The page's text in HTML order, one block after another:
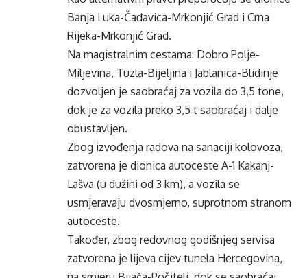
Banja Luka-Čađavica-Mrkonjić Grad i Crna
Rijeka-Mrkonjić Grad.
Na magistralnim cestama: Dobro Polje-
Miljevina, Tuzla-Bijeljina i Jablanica-Blidinje
dozvoljen je saobraćaj za vozila do 3,5 tone,
dok je za vozila preko 3,5 t saobraćaj i dalje
obustavljen.
Zbog izvođenja radova na sanaciji kolovoza,
zatvorena je dionica autoceste A-1 Kakanj-
Lašva (u dužini od 3 km), a vozila se
usmjeravaju dvosmjerno, suprotnom stranom
autoceste.
Također, zbog redovnog godišnjeg servisa
zatvorena je lijeva cijev tunela Hercegovina,